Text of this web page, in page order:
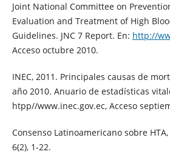
Joint National Committee on
Evaluation and Treatment of High
Guidelines. JNC 7 Report. En: http://
Acceso octubre 2010.
INEC, 2011. Principales causas de
año 2010. Anuario de estadísticas
htpp//www.inec.gov.ec, Acceso
Consenso Latinoamericano sobre
6(2), 1-22.